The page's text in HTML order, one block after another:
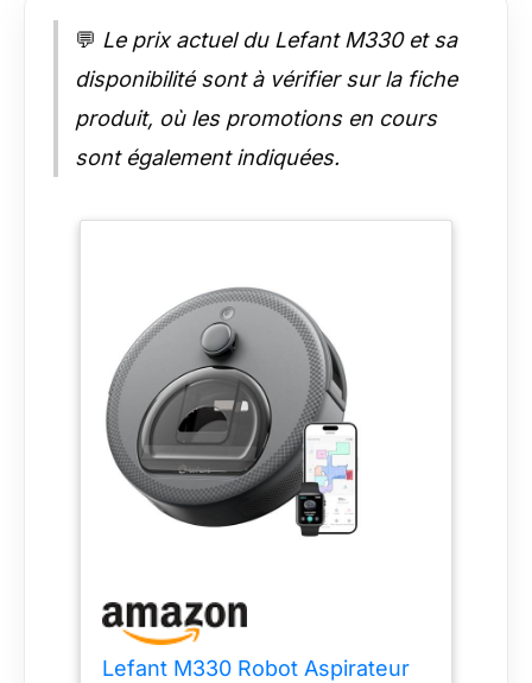
(Remarque : compatible avec le Wi-Fi
2,4 GHz et 5 GHz)
💬 Le prix actuel du Lefant M330 et sa
disponibilité sont à vérifier sur la fiche
produit, où les promotions en cours
sont également indiquées.
Lefant M330 Robot Aspirateur